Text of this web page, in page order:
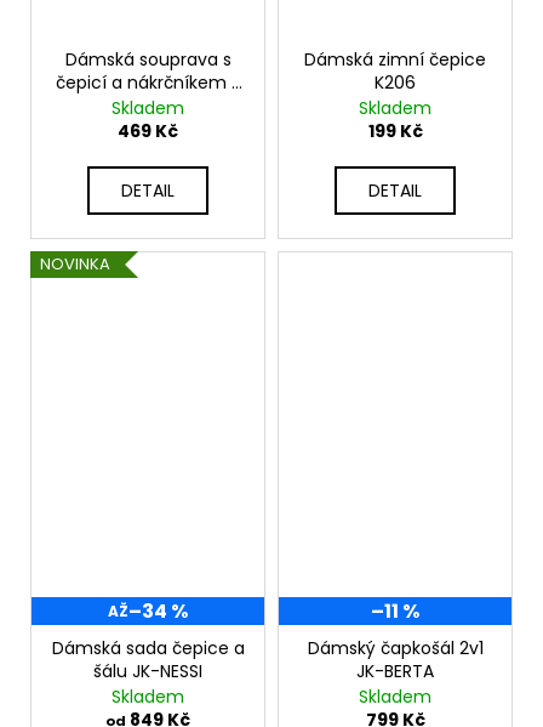
Dámská souprava s
čepicí a nákrčníkem z
měkké pleteniny K28
Skladem
469 Kč
DETAIL
Dámská zimní čepice
K206
Skladem
199 Kč
DETAIL
NOVINKA
AŽ–34 %
Dámská sada čepice a
šálu JK-NESSI
Skladem
od 849 Kč
–11 %
Dámský čapkošál 2v1
JK-BERTA
Skladem
799 Kč